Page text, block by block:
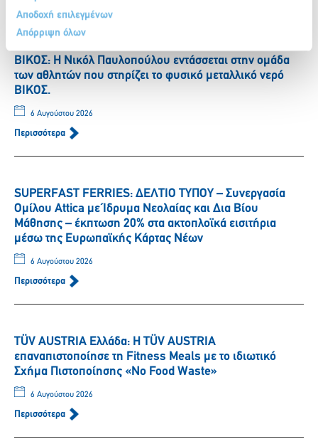
Αποδοχή επιλεγμένων
Απόρριψη όλων
ΒΙΚΟΣ: Η Νικόλ Παυλοπούλου εντάσσεται στην ομάδα
των αθλητών που στηρίζει το φυσικό μεταλλικό νερό
ΒΙΚΟΣ.
6 Αυγούστου 2026
Περισσότερα
SUPERFAST FERRIES: ΔΕΛΤΙΟ ΤΥΠΟΥ – Συνεργασία
Ομίλου Attica με Ίδρυμα Νεολαίας και Δια Βίου
Μάθησης – έκπτωση 20% στα ακτοπλοϊκά εισιτήρια
μέσω της Ευρωπαϊκής Κάρτας Νέων
6 Αυγούστου 2026
Περισσότερα
TÜV AUSTRIA Ελλάδα: Η TÜV AUSTRIA
επαναπιστοποίησε τη Fitness Meals με το ιδιωτικό
Σχήμα Πιστοποίησης «No Food Waste»
6 Αυγούστου 2026
Περισσότερα